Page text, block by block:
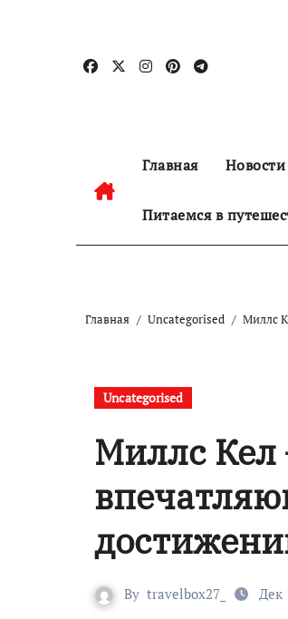
содержанию
Главная
Питаемся в
Главная Uncategorised Миллс
Uncategorised
Миллс Кел
By travelbox27_ Дек